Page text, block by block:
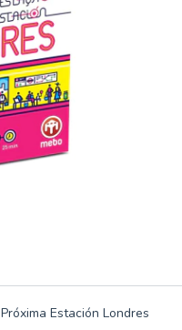
Próxima Estación Londres